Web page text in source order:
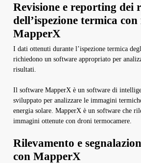
Revisione e reporting dei
dell’ispezione termica
MapperX
I dati ottenuti durante l’ispezione termica
richiedono un software appropriato per
risultati.
Il software MapperX è un software di
sviluppato per analizzare le immagini
energia solare. MapperX è un software che
immagini ottenute con droni termocamere.
Rilevamento e
con MapperX